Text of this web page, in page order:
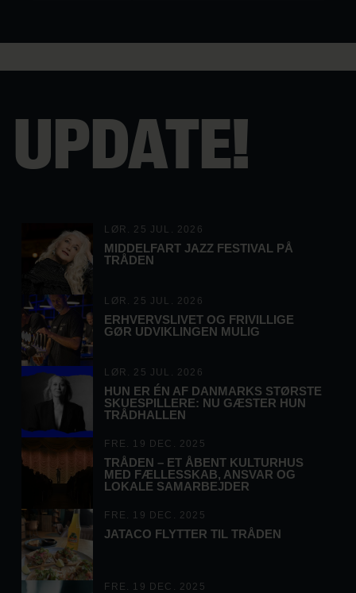
UPDATE!
LØR. 25 JUL. 2026
MIDDELFART JAZZ FESTIVAL PÅ
TRÅDEN
LØR. 25 JUL. 2026
ERHVERVSLIVET OG FRIVILLIGE
GØR UDVIKLINGEN MULIG
LØR. 25 JUL. 2026
HUN ER ÉN AF DANMARKS STØRSTE
SKUESPILLERE: NU GÆSTER HUN
TRÅDHALLEN
FRE. 19 DEC. 2025
TRÅDEN – ET ÅBENT KULTURHUS
MED FÆLLESSKAB, ANSVAR OG
LOKALE SAMARBEJDER
FRE. 19 DEC. 2025
JATACO FLYTTER TIL TRÅDEN
FRE. 19 DEC. 2025